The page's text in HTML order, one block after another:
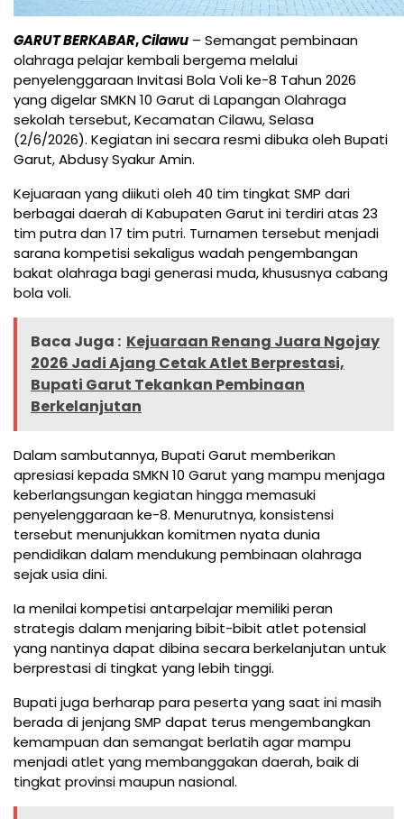
GARUT BERKABAR,Cilawu – Semangat pembinaan
olahraga pelajar kembali bergema melalui
penyelenggaraan Invitasi Bola Voli ke-8 Tahun 2026
yang digelar SMKN 10 Garut di Lapangan Olahraga
sekolah tersebut, Kecamatan Cilawu, Selasa
(2/6/2026). Kegiatan ini secara resmi dibuka oleh Bupati
Garut, Abdusy Syakur Amin.
Kejuaraan yang diikuti oleh 40 tim tingkat SMP dari
berbagai daerah di Kabupaten Garut ini terdiri atas 23
tim putra dan 17 tim putri. Turnamen tersebut menjadi
sarana kompetisi sekaligus wadah pengembangan
bakat olahraga bagi generasi muda, khususnya cabang
bola voli.
Baca Juga : Kejuaraan Renang Juara Ngojay
2026 Jadi Ajang Cetak Atlet Berprestasi,
Bupati Garut Tekankan Pembinaan
Berkelanjutan
Dalam sambutannya, Bupati Garut memberikan
apresiasi kepada SMKN 10 Garut yang mampu menjaga
keberlangsungan kegiatan hingga memasuki
penyelenggaraan ke-8. Menurutnya, konsistensi
tersebut menunjukkan komitmen nyata dunia
pendidikan dalam mendukung pembinaan olahraga
sejak usia dini.
Ia menilai kompetisi antarpelajar memiliki peran
strategis dalam menjaring bibit-bibit atlet potensial
yang nantinya dapat dibina secara berkelanjutan untuk
berprestasi di tingkat yang lebih tinggi.
Bupati juga berharap para peserta yang saat ini masih
berada di jenjang SMP dapat terus mengembangkan
kemampuan dan semangat berlatih agar mampu
menjadi atlet yang membanggakan daerah, baik di
tingkat provinsi maupun nasional.